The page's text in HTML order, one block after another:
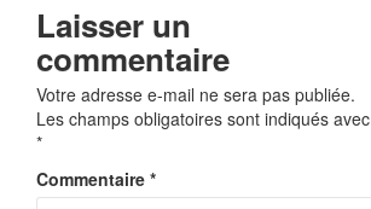
Laisser un
commentaire
Votre adresse e-mail ne sera pas publiée.
Les champs obligatoires sont indiqués avec
*
Commentaire *